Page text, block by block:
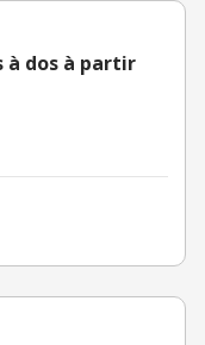
à dos à partir